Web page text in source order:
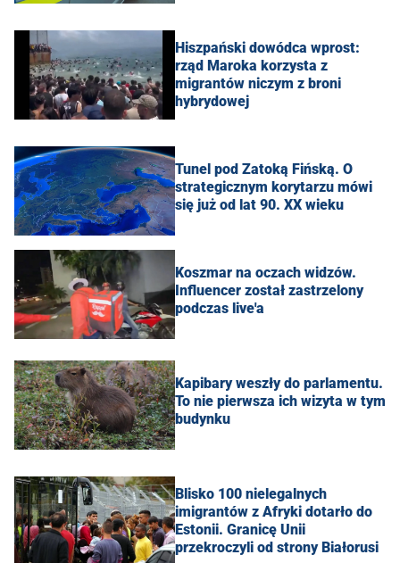
Hiszpański dowódca wprost:
rząd Maroka korzysta z
migrantów niczym z broni
hybrydowej
Tunel pod Zatoką Fińską. O
strategicznym korytarzu mówi
się już od lat 90. XX wieku
Koszmar na oczach widzów.
Influencer został zastrzelony
podczas live'a
Kapibary weszły do parlamentu.
To nie pierwsza ich wizyta w tym
budynku
Blisko 100 nielegalnych
imigrantów z Afryki dotarło do
Estonii. Granicę Unii
przekroczyli od strony Białorusi